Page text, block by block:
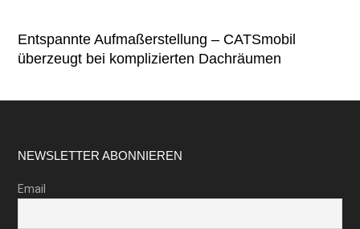
Entspannte Aufmaßerstellung – CATSmobil
überzeugt bei komplizierten Dachräumen
Footer
NEWSLETTER ABONNIEREN
Email